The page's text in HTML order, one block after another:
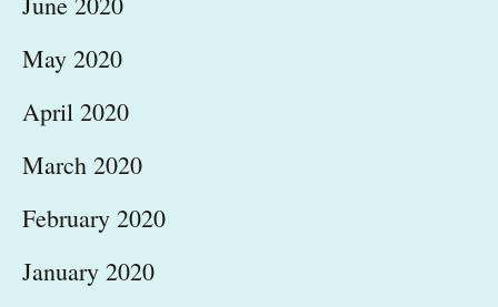
May 2020
April 2020
March 2020
February 2020
January 2020